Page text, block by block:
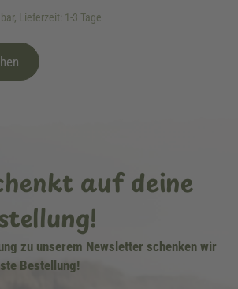
Lieferzeit: 1-3 Tage
auf deine
zu unserem Newsletter schenken wir
Bestellung!